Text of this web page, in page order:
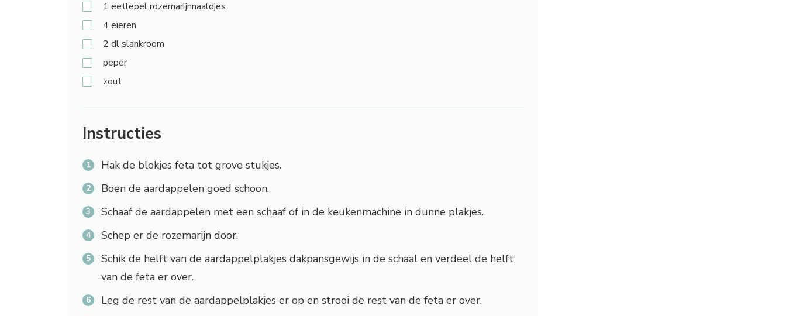
1 eetlepel rozemarijnnaaldjes
4 eieren
2 dl slankroom
peper
zout
Instructies
Hak de blokjes feta tot grove stukjes.
Boen de aardappelen goed schoon.
Schaaf de aardappelen met een schaaf of in de keukenmachine in dunne plakjes.
Schep er de rozemarijn door.
Schik de helft van de aardappelplakjes dakpansgewijs in de schaal en verdeel de helft
van de feta er over.
Leg de rest van de aardappelplakjes er op en strooi de rest van de feta er over.